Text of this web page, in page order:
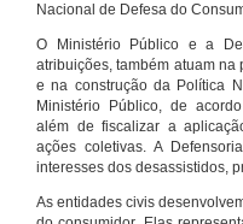
Nacional de Defesa do
O Ministério Público e a
atribuições, também atuam
e na construção da Política
Ministério Público, de
além de fiscalizar a
ações coletivas. A
interesses dos desassistidos,
As entidades civis